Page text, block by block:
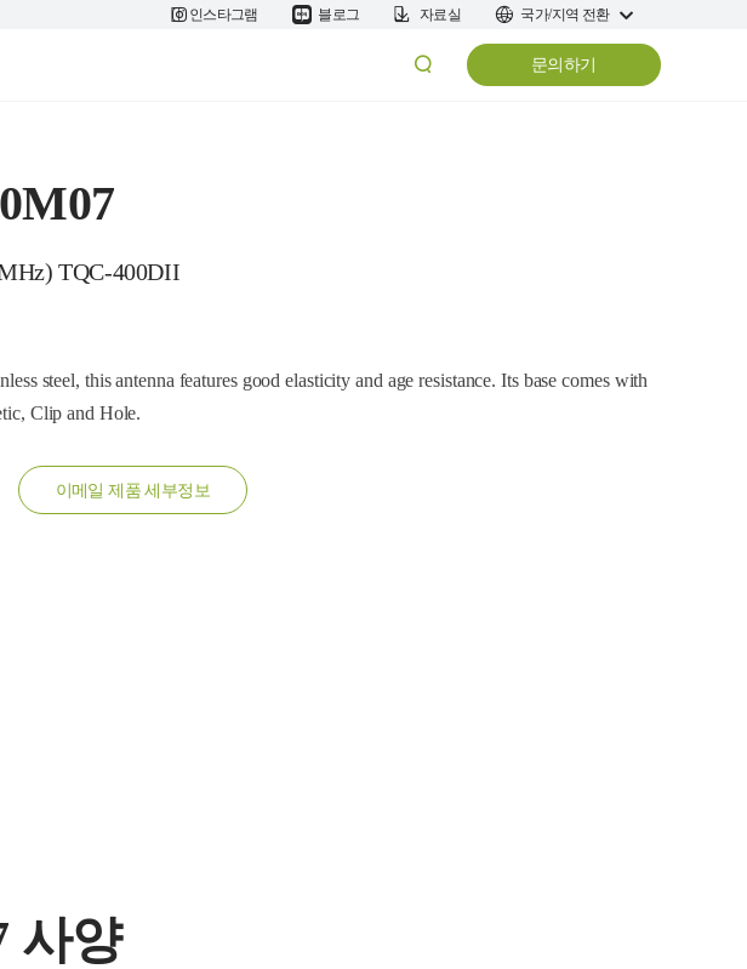
인스타그램 블로그 자료실 국가/지역 전환
문의하기
TQC-400DII
steel, this antenna features good elasticity and age resistance. Its base comes with
Clip and Hole.
이메일 제품 세부정보
사양